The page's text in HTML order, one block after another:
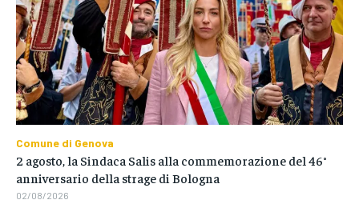
Comune di Genova
2 agosto, la Sindaca Salis alla commemorazione del 46°
anniversario della strage di Bologna
02/08/2026